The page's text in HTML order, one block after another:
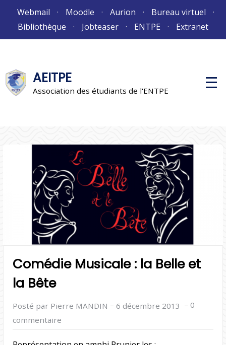
Webmail Moodle Aurion
Bureau virtuel
Bibliothèque
Jobteaser ENTPE Extranet
AEITPE
Association des étudiants de l'ENTPE
M
e
Comédie Musicale : la Belle et
la Bête
Posté par Pierre MANDIN – 6 décembre 2013 – 0
commentaire